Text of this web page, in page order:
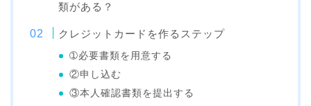
類がある？
クレジットカードを作るステップ
➀必要書類を用意する
②申し込む
③本人確認書類を提出する